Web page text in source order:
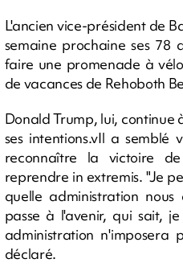
L'ancien vice-président de
semaine prochaine ses 78
faire une promenade à
de vacances de Rehoboth
Donald Trump, lui, continue
ses intentions.vIl a
reconnaître la victoire
reprendre in extremis. "Je
quelle administration
passe à l'avenir, qui sait,
administration n'imposera
déclaré.